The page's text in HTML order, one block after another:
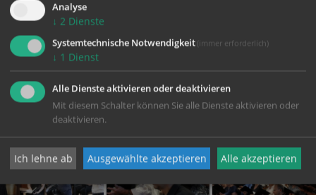
Analyse
↓ 2 Dienste
Systemtechnische Notwendigkeit (immer erforderlich)
↓ 1 Dienst
Alle Dienste aktivieren oder deaktivieren
Mit diesem Schalter können Sie alle Dienste aktivieren oder
deaktivieren.
Ich lehne ab Ausgewählte akzeptieren Alle akzeptieren